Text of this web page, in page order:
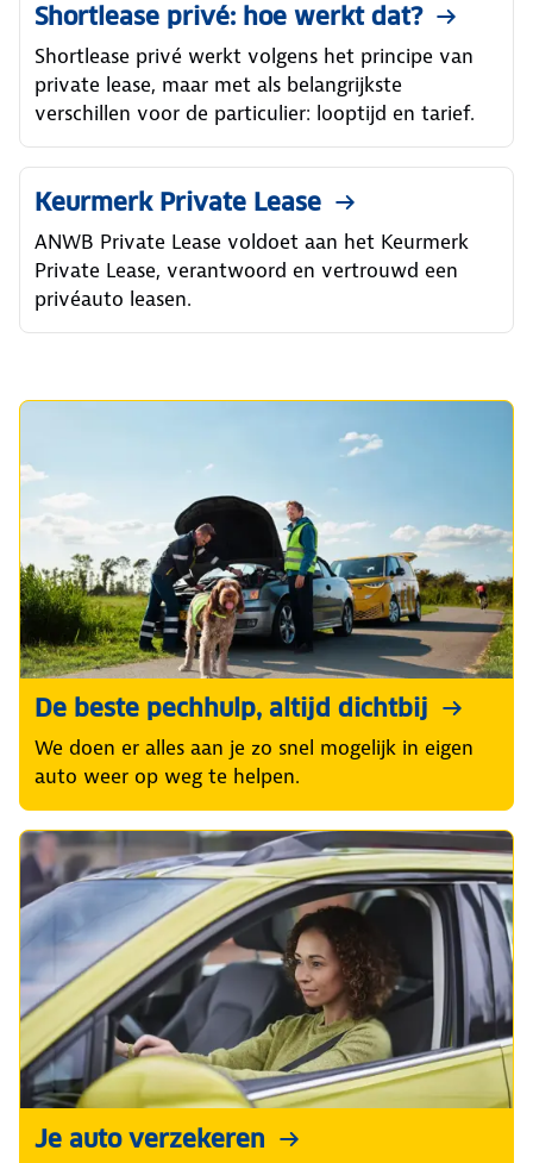
Shortlease privé: hoe werkt dat?
Shortlease privé werkt volgens het principe van
private lease, maar met als belangrijkste
verschillen voor de particulier: looptijd en tarief.
Keurmerk Private Lease
ANWB Private Lease voldoet aan het Keurmerk
Private Lease, verantwoord en vertrouwd een
privéauto leasen.
De beste pechhulp, altijd dichtbij
We doen er alles aan je zo snel mogelijk in eigen
auto weer op weg te helpen.
Je auto verzekeren